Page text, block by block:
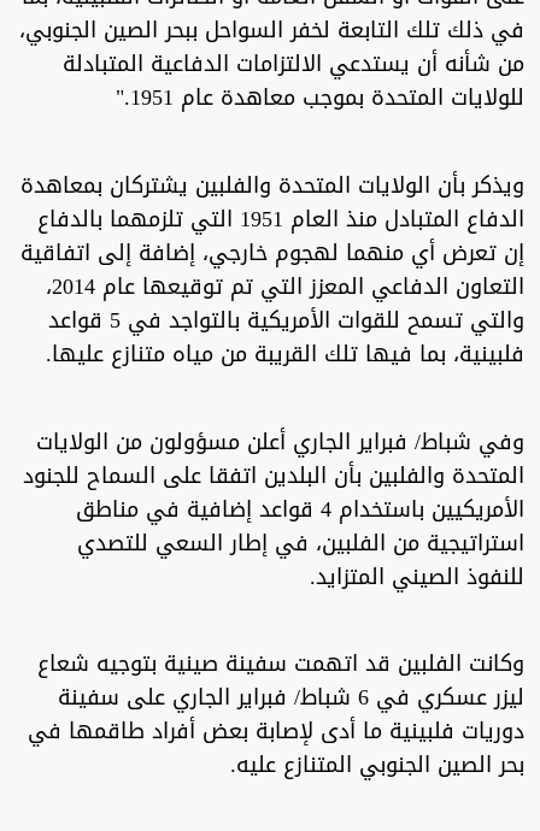
في ذلك تلك التابعة لخفر السواحل ببحر الصين الجنوبي،
من شأنه أن يستدعي الالتزامات الدفاعية المتبادلة
للولايات المتحدة بموجب معاهدة عام 1951."
ويذكر بأن الولايات المتحدة والفلبين يشتركان بمعاهدة
الدفاع المتبادل منذ العام 1951 التي تلزمهما بالدفاع
إن تعرض أي منهما لهجوم خارجي، إضافة إلى اتفاقية
التعاون الدفاعي المعزز التي تم توقيعها عام 2014،
والتي تسمح للقوات الأمريكية بالتواجد في 5 قواعد
فلبينية، بما فيها تلك القريبة من مياه متنازع عليها.
وفي شباط/ فبراير الجاري أعلن مسؤولون من الولايات
المتحدة والفلبين بأن البلدين اتفقا على السماح للجنود
الأمريكيين باستخدام 4 قواعد إضافية في مناطق
استراتيجية من الفلبين، في إطار السعي للتصدي
للنفوذ الصيني المتزايد.
وكانت الفلبين قد اتهمت سفينة صينية بتوجيه شعاع
ليزر عسكري في 6 شباط/ فبراير الجاري على سفينة
دوريات فلبينية ما أدى لإصابة بعض أفراد طاقمها في
بحر الصين الجنوبي المتنازع عليه.